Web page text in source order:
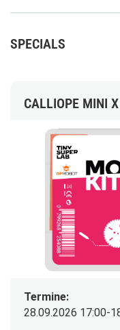
SPECIALS
CALLIOPE MINI
Termine:
28.09.2026 17:00-